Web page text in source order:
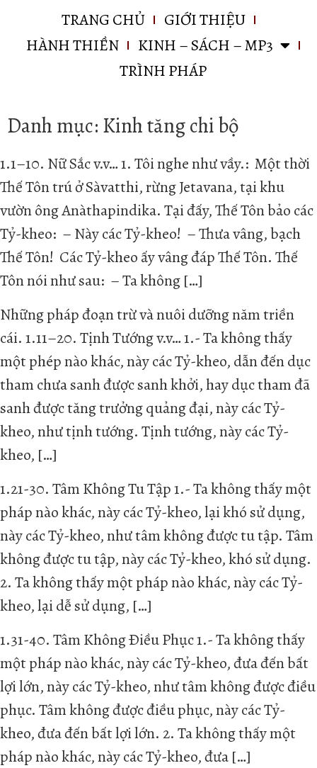
TRANG CHỦ
GIỚI THIỆU
HÀNH THIỀN
KINH – SÁCH – MP3
TRÌNH PHÁP
Danh mục: Kinh tăng chi bộ
1.1–10. Nữ Sắc v.v… 1. Tôi nghe như vầy.: Một thời
Thế Tôn trú ở Sàvatthi, rừng Jetavana, tại khu
vườn ông Anàthapindika. Tại đấy, Thế Tôn bảo các
Tỷ-kheo: – Này các Tỷ-kheo! – Thưa vâng, bạch
Thế Tôn! Các Tỷ-kheo ấy vâng đáp Thế Tôn. Thế
Tôn nói như sau: – Ta không […]
Những pháp đoạn trừ và nuôi dưỡng năm triền
cái. 1.11–20. Tịnh Tướng v.v… 1.- Ta không thấy
một phép nào khác, này các Tỷ-kheo, dẫn đến dục
tham chưa sanh được sanh khởi, hay dục tham đã
sanh được tăng trưởng quảng đại, này các Tỷ-
kheo, như tịnh tướng. Tịnh tướng, này các Tỷ-
kheo, […]
1.21-30. Tâm Không Tu Tập 1.- Ta không thấy một
pháp nào khác, này các Tỷ-kheo, lại khó sử dụng,
này các Tỷ-kheo, như tâm không được tu tập. Tâm
không được tu tập, này các Tỷ-kheo, khó sử dụng.
2. Ta không thấy một pháp nào khác, này các Tỷ-
kheo, lại dễ sử dụng, […]
1.31-40. Tâm Không Ðiều Phục 1.- Ta không thấy
một pháp nào khác, này các Tỷ-kheo, đưa đến bất
lợi lớn, này các Tỷ-kheo, như tâm không được điều
phục. Tâm không được điều phục, này các Tỷ-
kheo, đưa đến bất lợi lớn. 2. Ta không thấy một
pháp nào khác, này các Tỷ-kheo, đưa […]